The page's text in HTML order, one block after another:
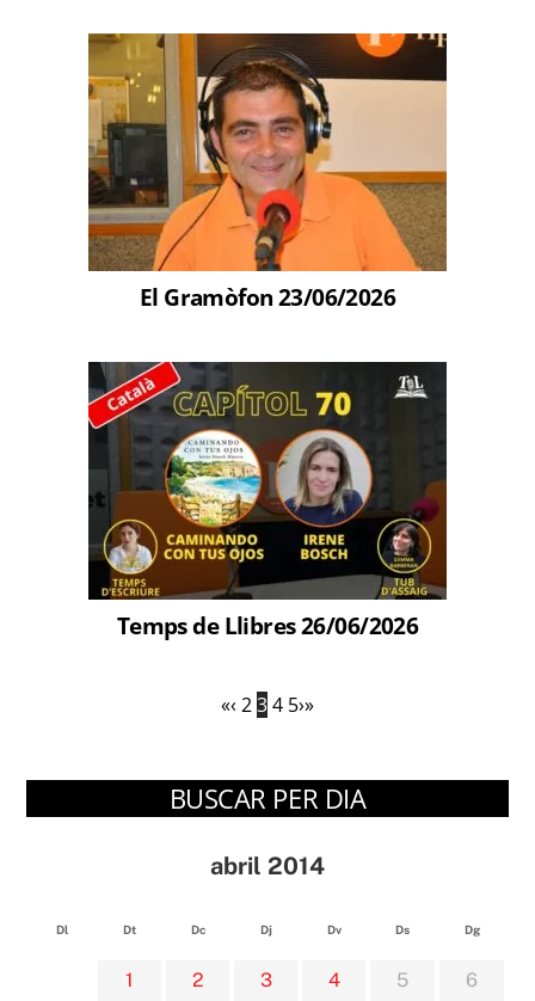
El Gramòfon 23/06/2026
Temps de Llibres 26/06/2026
«‹ 234 5›»
BUSCAR PER DIA
abril 2014
Dl Dt Dc Dj Dv Ds Dg
1 2 3 4 5 6